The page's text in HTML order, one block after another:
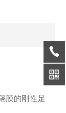
膜的刚性足